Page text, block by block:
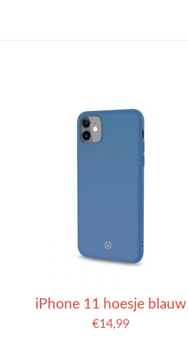
iPhone 11 hoesje blauw
€14,99